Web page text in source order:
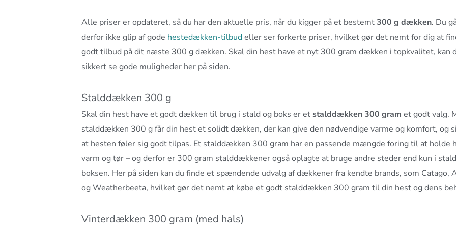
Alle priser er opdateret, så du har den aktuelle pris, når du kigger på et bestemt300 g dækken. Du
derfor ikke glip af gode hestedækken-tilbudeller ser forkerte priser, hvilket gør det nemt for dig at
godt tilbud på dit næste 300 g dækken. Skal din hest have et nyt 300 gram dækken i topkvalitet, kan
sikkert se gode muligheder her på siden.
Stalddækken 300 g
Skal din hest have et godt dækken til brug i stald og boks er etstalddækken 300 gram et godt valg.
stalddækken 300 g får din hest et solidt dækken, der kan give den nødvendige varme og komfort, og
at hesten føler sig godt tilpas. Et stalddækken 300 gram har en passende mængde foring til at holde
varm og tør – og derfor er 300 gram stalddækkener også oplagte at bruge andre steder end kun i
boksen. Her på siden kan du finde et spændende udvalg af dækkener fra kendte brands, som Catago,
og Weatherbeeta, hvilket gør det nemt at købe et godt stalddækken 300 gram til din hest og dens
Vinterdækken 300 gram (med hals)